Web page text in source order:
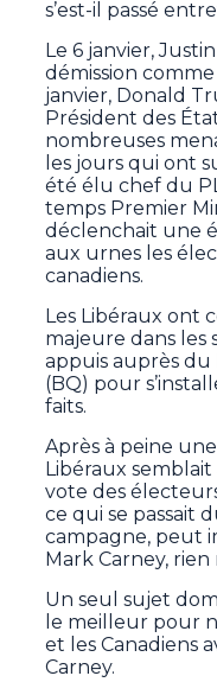
s’est-il passé
Le 6 janvier,
démission
janvier, Donald
Président des
nombreuses
les jours qui ont
été élu chef du
temps Premier
déclenchait une
aux urnes les
canadiens.
Les Libéraux ont
majeure dans les
appuis auprès
(BQ) pour
faits.
Après à peine
Libéraux
vote des
ce qui se passait
campagne, peut
Mark Carney,
Un seul sujet
le meilleur pour
et les Canadiens
Carney.